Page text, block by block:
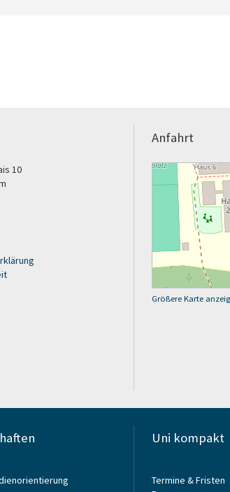
10
Anfahrt
Größere Karte
Uni kompakt
Termine & Fristen